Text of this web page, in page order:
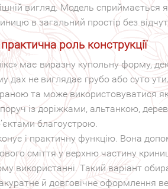
вигляд. Модель сприймається
в загальний простір без
роль конструкції
має виразну купольну форму,
дах не виглядає грубо або суто
та може використовуватися
із доріжками, альтанкою,
благоустрою.
і практичну функцію. Вона
сміття у верхню частину
використанні. Такий варіант
й довговічне оформлення